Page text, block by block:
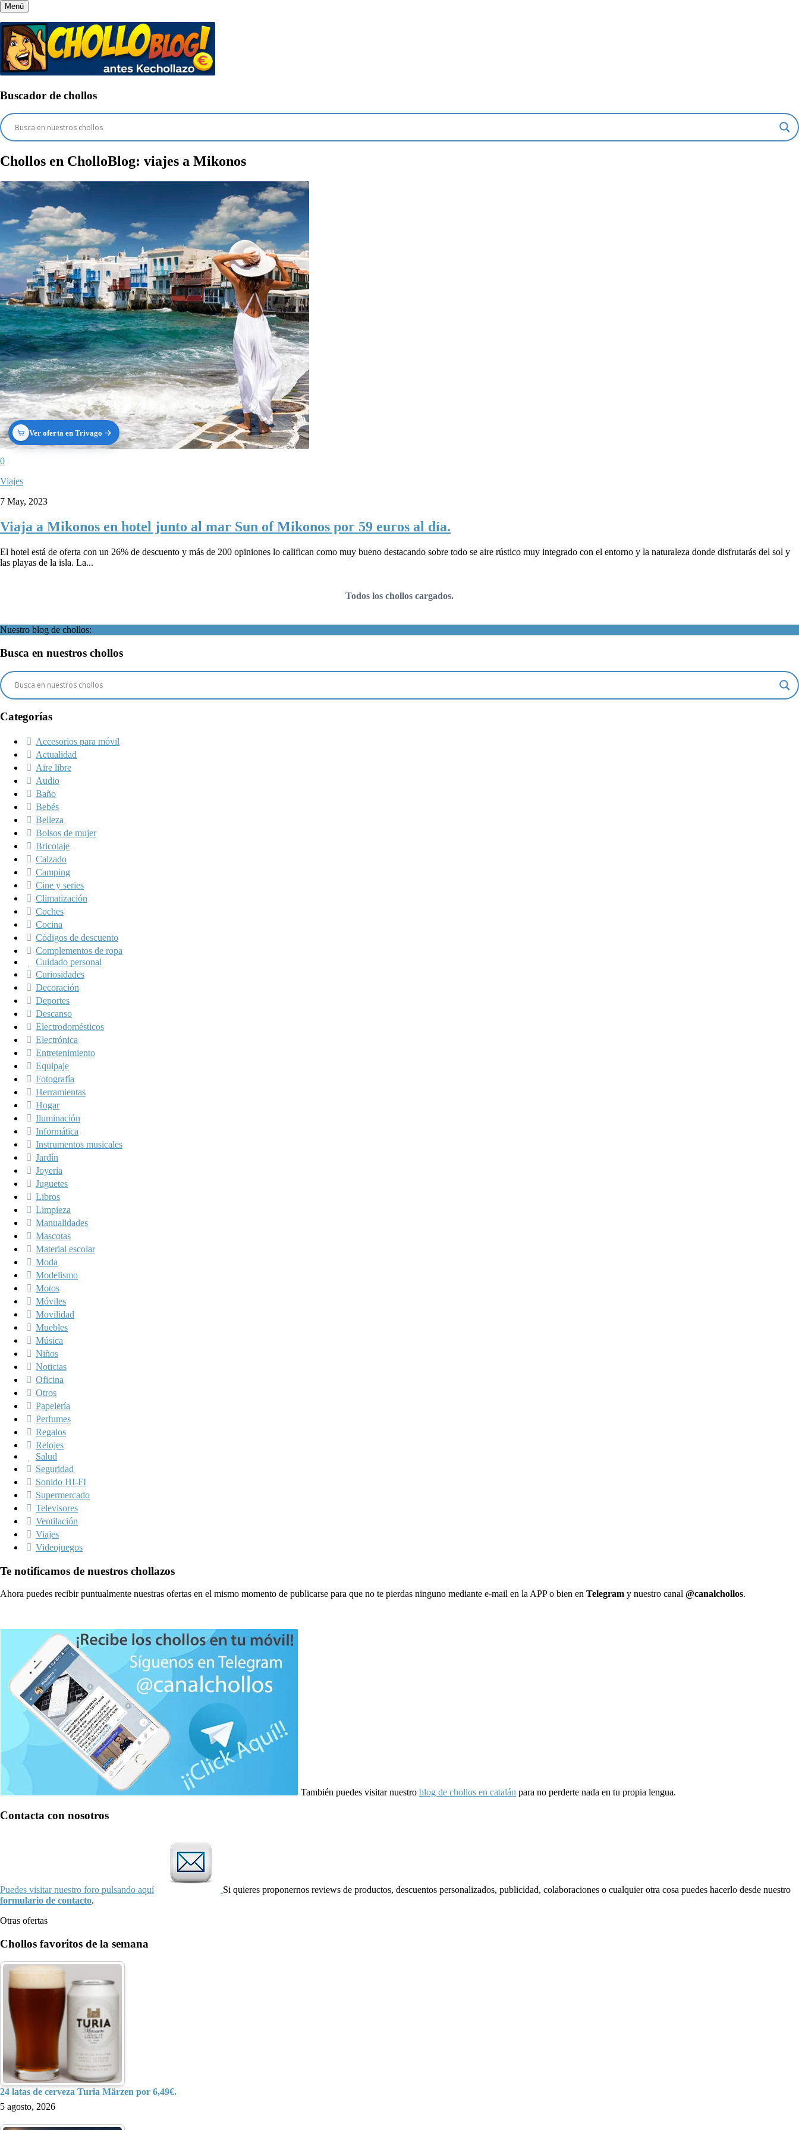
Menú
Buscador de chollos
Chollos en CholloBlog: viajes a Mikonos
Ver oferta en Trivago
0
Viajes
7 May, 2023
Viaja a Mikonos en hotel junto al mar Sun of Mikonos por 59 euros al día.
El hotel está de oferta con un 26% de descuento y más de 200 opiniones lo califican como muy bueno destacando sobre todo se aire rústico muy integrado con el entorno y la naturaleza donde disfrutarás del sol y
las playas de la isla. La...
Todos los chollos cargados.
Nuestro blog de chollos:
Busca en nuestros chollos
Categorías
Accesorios para móvil
Actualidad
Aire libre
Audio
Baño
Bebés
Belleza
Bolsos de mujer
Bricolaje
Calzado
Camping
Cine y series
Climatización
Coches
Cocina
Códigos de descuento
Complementos de ropa
Cuidado personal
Curiosidades
Decoración
Deportes
Descanso
Electrodomésticos
Electrónica
Entretenimiento
Equipaje
Fotografía
Herramientas
Hogar
Iluminación
Informática
Instrumentos musicales
Jardín
Joyeria
Juguetes
Libros
Limpieza
Manualidades
Mascotas
Material escolar
Moda
Modelismo
Motos
Móviles
Movilidad
Muebles
Música
Niños
Noticias
Oficina
Otros
Papelería
Perfumes
Regalos
Relojes
Salud
Seguridad
Sonido HI-FI
Supermercado
Televisores
Ventilación
Viajes
Videojuegos
Te notificamos de nuestros chollazos
Ahora puedes recibir puntualmente nuestras ofertas en el mismo momento de publicarse para que no te pierdas ninguno mediante e-mail en la APP o bien en Telegram y nuestro canal @canalchollos.
También puedes visitar nuestro blog de chollos en catalán para no perderte nada en tu propia lengua.
Contacta con nosotros
Puedes visitar nuestro foro pulsando aquí
Si quieres proponernos reviews de productos, descuentos personalizados, publicidad, colaboraciones o cualquier otra cosa puedes hacerlo desde nuestro
formulario de contacto.
Otras ofertas
Chollos favoritos de la semana
24 latas de cerveza Turia Märzen por 6,49€.
5 agosto, 2026